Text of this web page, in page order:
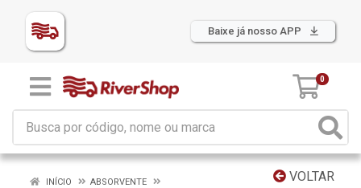
Baixe já nosso APP
0
VOLTAR
INÍCIO
ABSORVENTE